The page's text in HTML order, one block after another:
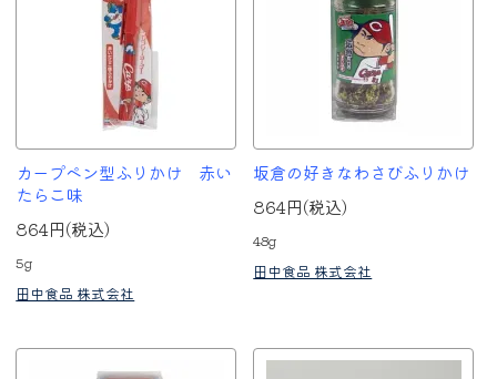
カープペン型ふりかけ 赤い
たらこ味
864円(税込)
5g
田中食品 株式会社
坂倉の好きなわさびふりかけ
864円(税込)
48g
田中食品 株式会社